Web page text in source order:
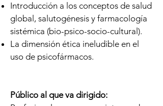
Introducción a los conceptos de salud
global, salutogénesis y farmacología
sistémica (bio-psico-socio-cultural).
La dimensión ética ineludible en el
uso de psicofármacos.
Público al que va dirigido: